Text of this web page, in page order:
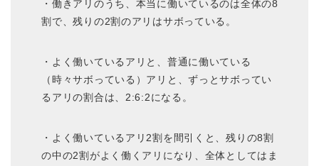
・働きアリのうち、本当に働いているのは全体の8
割で、残りの2割のアリはサボっている。
・よく働いているアリと、普通に働いている
（時々サボっている）アリと、ずっとサボってい
るアリの割合は、2:6:2になる。
・よく働いているアリ2割を間引くと、残りの8割
の中の2割がよく働くアリになり、全体としてはま